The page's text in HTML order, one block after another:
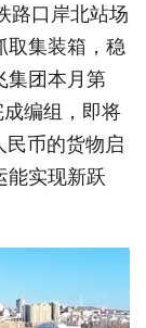
路口岸北站场
取集装箱，稳
集团本月第
编组，即将
民币的货物启
能实现新跃